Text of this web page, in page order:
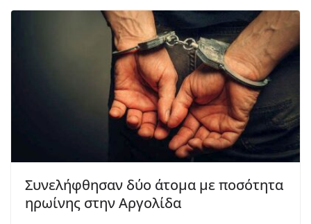
Συνελήφθησαν δύο άτομα με ποσότητα
ηρωίνης στην Αργολίδα